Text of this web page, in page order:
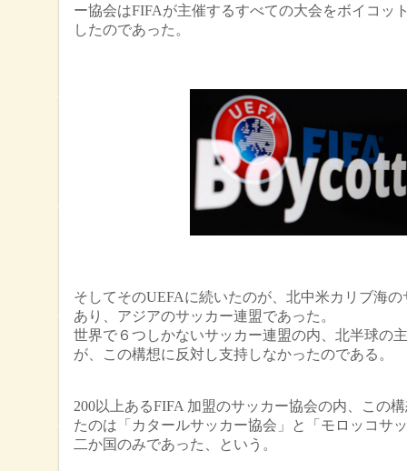
ー協会はFIFAが主催するすべての大会をボイコッ
したのであった。
そしてそのUEFAに続いたのが、北中米カリブ海
あり、アジアのサッカー連盟であった。
世界で６つしかないサッカー連盟の内、北半球の
が、この構想に反対し支持しなかったのである。
200以上あるFIFA 加盟のサッカー協会の内、この
たのは「カタールサッカー協会」と「モロッコサ
二か国のみであった、という。